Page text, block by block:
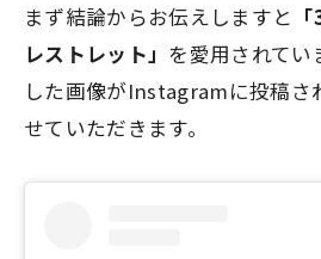
まず結論からお伝えしますと
レストレット」 を愛用されてい
した画像がInstagramに投稿さ
せていただきます。